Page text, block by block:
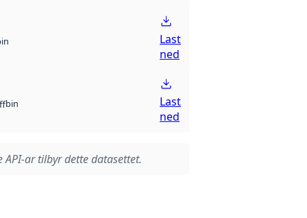
Last
ned
bin
Last
ned
API-ar tilbyr dette datasettet.